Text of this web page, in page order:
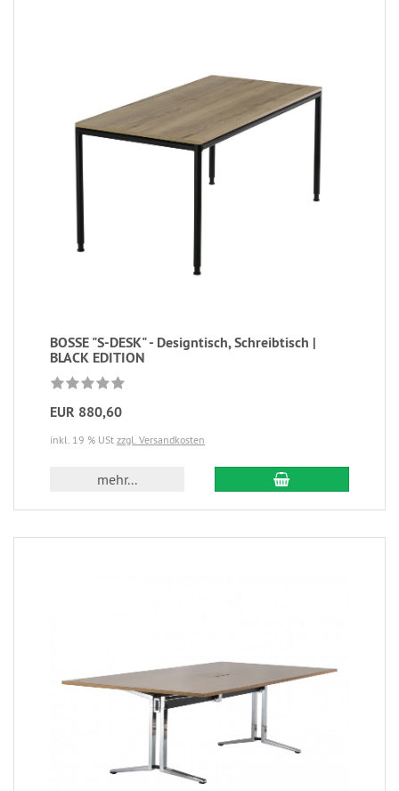
BOSSE "S-DESK" - Designtisch, Schreibtisch |
BLACK EDITION
EUR 880,60
inkl. 19 % USt zzgl. Versandkosten
mehr...